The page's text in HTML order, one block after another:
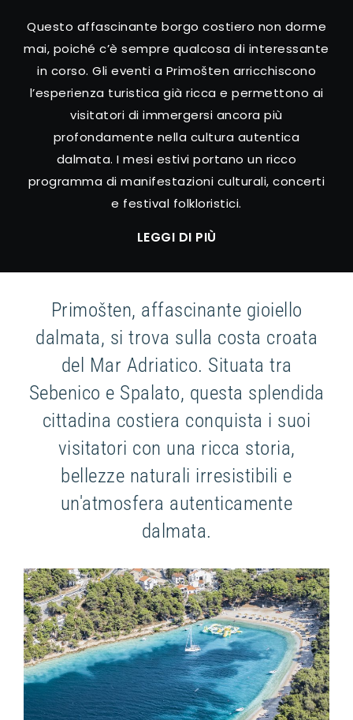
Questo affascinante borgo costiero non dorme
mai, poiché c’è sempre qualcosa di interessante
in corso. Gli eventi a Primošten arricchiscono
l’esperienza turistica già ricca e permettono ai
visitatori di immergersi ancora più
profondamente nella cultura autentica
dalmata. I mesi estivi portano un ricco
programma di manifestazioni culturali, concerti
e festival folkloristici.
LEGGI DI PIÙ
Primošten, affascinante gioiello
dalmata, si trova sulla costa croata
del Mar Adriatico. Situata tra
Sebenico e Spalato, questa splendida
cittadina costiera conquista i suoi
visitatori con una ricca storia,
bellezze naturali irresistibili e
un'atmosfera autenticamente
dalmata.